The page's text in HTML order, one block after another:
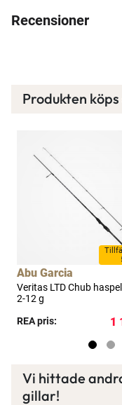
varje månad och
Recensioner
Produkten
Abu Garcia
Veritas LTD Chub
2-12 g
REA pris:
1
Vi hittade
gillar!